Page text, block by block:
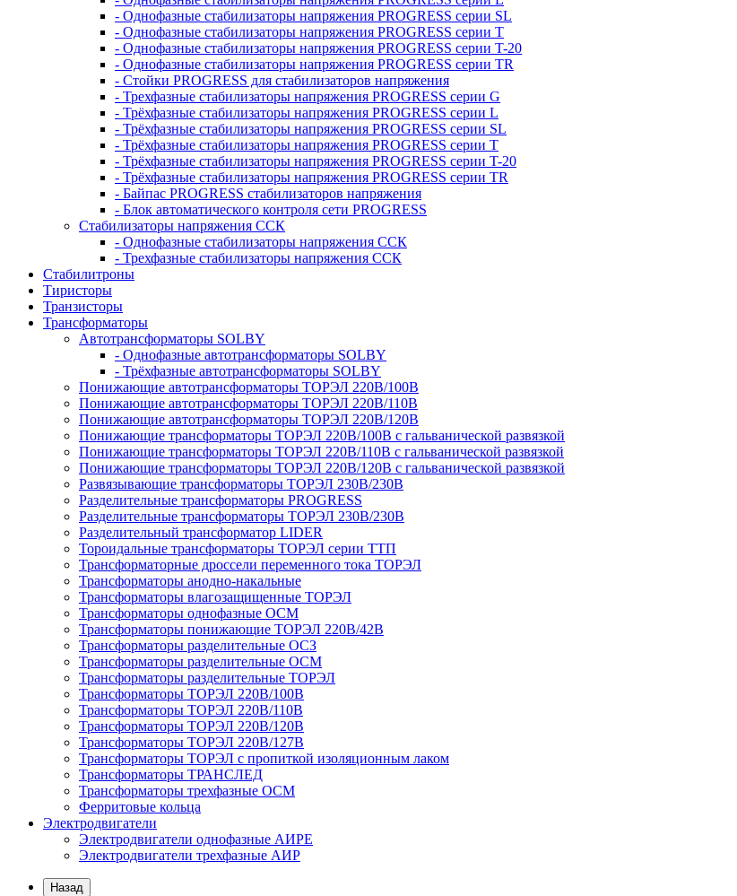
- Однофазные стабилизаторы напряжения PROGRESS серии SL
- Однофазные стабилизаторы напряжения PROGRESS серии T
- Однофазные стабилизаторы напряжения PROGRESS серии T-20
- Однофазные стабилизаторы напряжения PROGRESS серии TR
- Стойки PROGRESS для стабилизаторов напряжения
- Трехфазные стабилизаторы напряжения PROGRESS серии G
- Трёхфазные стабилизаторы напряжения PROGRESS серии L
- Трёхфазные стабилизаторы напряжения PROGRESS серии SL
- Трёхфазные стабилизаторы напряжения PROGRESS серии T
- Трёхфазные стабилизаторы напряжения PROGRESS серии T-20
- Трёхфазные стабилизаторы напряжения PROGRESS серии TR
- Байпас PROGRESS стабилизаторов напряжения
- Блок автоматического контроля сети PROGRESS
Стабилизаторы напряжения ССК
- Однофазные стабилизаторы напряжения ССК
- Трехфазные стабилизаторы напряжения ССК
Стабилитроны
Тиристоры
Транзисторы
Трансформаторы
Автотрансформаторы SOLBY
- Однофазные автотрансформаторы SOLBY
- Трёхфазные автотрансформаторы SOLBY
Понижающие автотрансформаторы ТОРЭЛ 220В/100В
Понижающие автотрансформаторы ТОРЭЛ 220В/110В
Понижающие автотрансформаторы ТОРЭЛ 220В/120В
Понижающие трансформаторы ТОРЭЛ 220В/100В с гальванической развязкой
Понижающие трансформаторы ТОРЭЛ 220В/110В с гальванической развязкой
Понижающие трансформаторы ТОРЭЛ 220В/120В с гальванической развязкой
Развязывающие трансформаторы ТОРЭЛ 230В/230В
Разделительные трансформаторы PROGRESS
Разделительные трансформаторы ТОРЭЛ 230В/230В
Разделительный трансформатор LIDER
Тороидальные трансформаторы ТОРЭЛ серии ТТП
Трансформаторные дроссели переменного тока ТОРЭЛ
Трансформаторы анодно-накальные
Трансформаторы влагозащищенные ТОРЭЛ
Трансформаторы однофазные ОСМ
Трансформаторы понижающие ТОРЭЛ 220В/42В
Трансформаторы разделительные ОСЗ
Трансформаторы разделительные ОСМ
Трансформаторы разделительные ТОРЭЛ
Трансформаторы ТОРЭЛ 220В/100В
Трансформаторы ТОРЭЛ 220В/110В
Трансформаторы ТОРЭЛ 220В/120В
Трансформаторы ТОРЭЛ 220В/127В
Трансформаторы ТОРЭЛ с пропиткой изоляционным лаком
Трансформаторы ТРАНСЛЕД
Трансформаторы трехфазные ОСМ
Ферритовые кольца
Электродвигатели
Электродвигатели однофазные АИРЕ
Электродвигатели трехфазные АИР
Назад